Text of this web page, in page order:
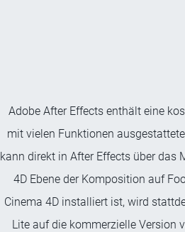
Adobe After Effects enthält eine
mit vielen Funktionen
kann direkt in After Effects über das
4D Ebene der Komposition auf
Cinema 4D installiert ist, wird
Lite auf die kommerzielle Version